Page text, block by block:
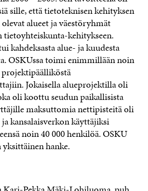
sille, että tietoteknisen kehityksen
olevat alueet ja väestöryhmät
tietoyhteiskunta-kehitykseen.
kahdeksasta alue- ja kuudesta
OSKUssa toimi enimmillään noin
Jokaisella alueprojektilla oli
oli koottu seudun paikallisista
maksuttomia nettipisteitä oli
kansalaisverkon käyttäjiksi
noin 40 000 henkilöä. OSKU
hanke.